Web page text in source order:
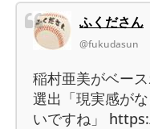
ふくださん
@fukudasun
稲村亜美がベー
選出「現実感が
いですね」